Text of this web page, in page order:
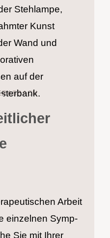
Arbeit
ein­zel­nen Symp­
Sie mit Ihrer